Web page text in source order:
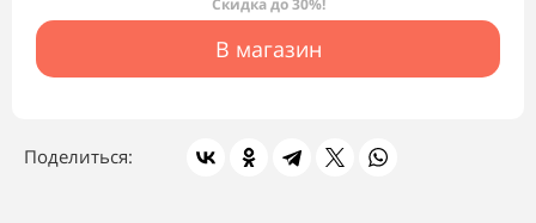
Скидка до 30%!
В магазин
Поделиться: